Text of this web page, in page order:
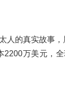
人的真实故事
万美元，